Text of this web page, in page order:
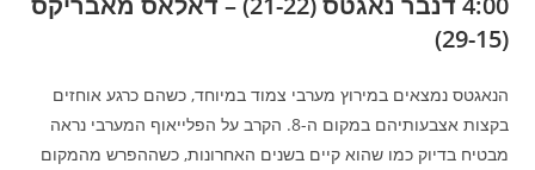
(29-15)
הנאגטס נמצאים במירוץ מערבי צמוד במיוחד, כשהם כרגע אוחזים
בקצות אצבעותיהם במקום ה-8. הקרב על הפלייאוף המערבי נראה
מבטיח בדיוק כמו שהוא קיים בשנים האחרונות, כשההפרש מהמקום